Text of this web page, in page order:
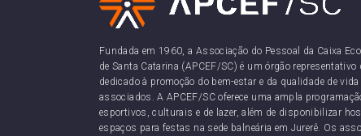
Fundada em 1960, a Associação do Pessoal da Caixa
de Santa Catarina (APCEF/SC) é um órgão representativo
dedicado à promoção do bem-estar e da qualidade de vida
associados. A APCEF/SC oferece uma ampla
esportivos, culturais e de lazer, além de disponibilizar
espaços para festas na sede balneária em Jurerê. Os